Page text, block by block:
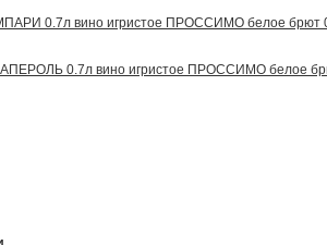
0.7л вино игристое ПРОССИМО белое брют
0.7л вино игристое ПРОССИМО белое